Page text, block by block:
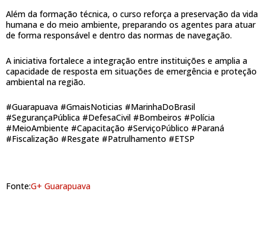
Além da formação técnica, o curso reforça a preservação da vida
humana e do meio ambiente, preparando os agentes para atuar
de forma responsável e dentro das normas de navegação.
A iniciativa fortalece a integração entre instituições e amplia a
capacidade de resposta em situações de emergência e proteção
ambiental na região.
#Guarapuava #GmaisNoticias #MarinhaDoBrasil
#SegurançaPública #DefesaCivil #Bombeiros #Polícia
#MeioAmbiente #Capacitação #ServiçoPúblico #Paraná
#Fiscalização #Resgate #Patrulhamento #ETSP
Fonte:G+ Guarapuava